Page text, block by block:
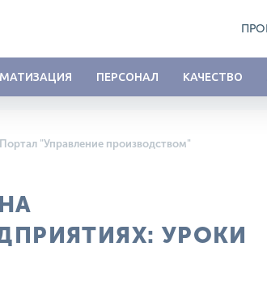
ПЕРСОНАЛ КАЧЕСТВО
Портал "Управление производством"
УРОКИ